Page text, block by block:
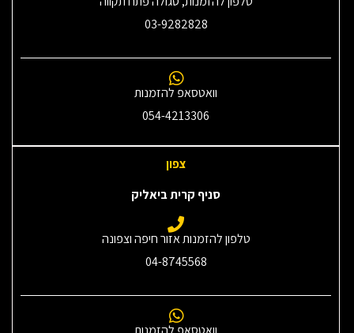
03-9282828
וואטסאפ להזמנות
054-4213306
צפון
סניף קרית ביאליק
טלפון להזמנות אזור חיפה וצפונה
04-8745568